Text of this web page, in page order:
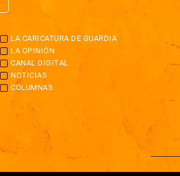
LA CARICATURA DE GUARDIA
LA OPINIÓN
CANAL DIGITAL
NOTICIAS
COLUMNAS